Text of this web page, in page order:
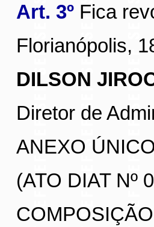
Art. 3ºFica
Florianópolis,
DILSON
Diretor de
ANEXO ÚNICO
(ATO DIAT Nº